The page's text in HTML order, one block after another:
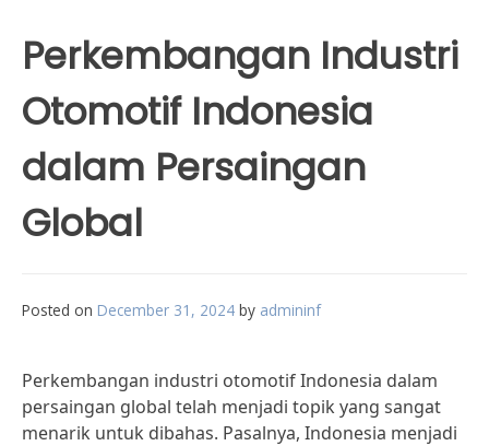
Perkembangan Industri
Otomotif Indonesia
dalam Persaingan
Global
Posted on December 31, 2024 by admininf
Perkembangan industri otomotif Indonesia dalam
persaingan global telah menjadi topik yang sangat
menarik untuk dibahas. Pasalnya, Indonesia menjadi